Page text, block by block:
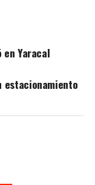
Yaracal
estacionamiento